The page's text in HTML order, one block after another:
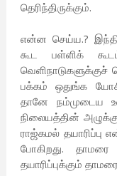
தெரிந்திருக்கும்.
என்ன செய்ய.?
கூட பள்ளிக்
வெளிநாடுகளுக்குச்
பக்கம் ஒதுங்க
தானே நம்முடைய
நிலையத்தின்
ராஜ்கமல் தயாரிப்பு
போகிறது.
தயாரிப்புக்கும்